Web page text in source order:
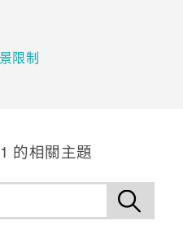
限制
的相關主題